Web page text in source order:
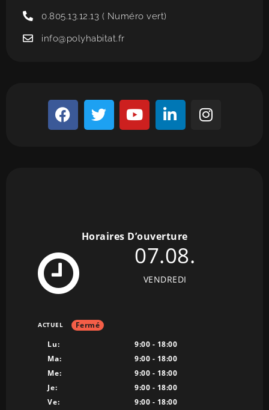
0.805.13.12.13 ( Numéro vert)
info@polyhabitat.fr
Horaires D’ouverture
07.08.
VENDREDI
ACTUEL
Fermé
Lu:
9:00 - 18:00
Ma:
9:00 - 18:00
Me:
9:00 - 18:00
Je:
9:00 - 18:00
Ve:
9:00 - 18:00